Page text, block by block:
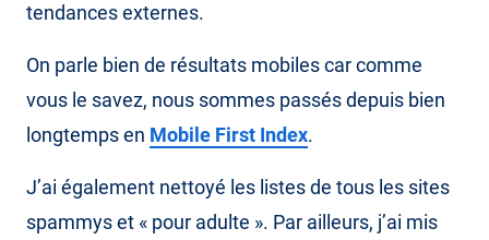
tendances externes.
On parle bien de résultats mobiles car comme
vous le savez, nous sommes passés depuis bien
longtemps en Mobile First Index.
J’ai également nettoyé les listes de tous les sites
spammys et « pour adulte ». Par ailleurs, j’ai mis